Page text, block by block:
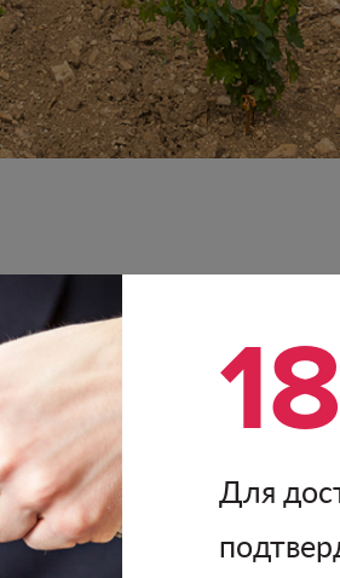
слоем под которым
содержанием карбоната и
Для